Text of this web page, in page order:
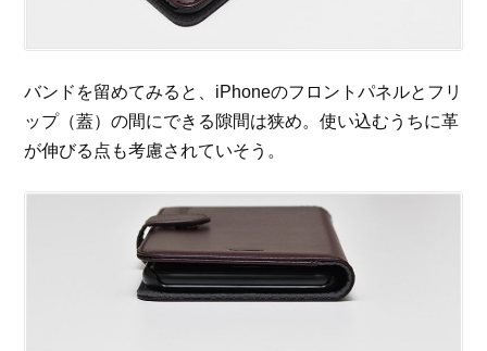
バンドを留めてみると、iPhoneのフロントパネルとフリ
ップ（蓋）の間にできる隙間は狭め。使い込むうちに革
が伸びる点も考慮されていそう。